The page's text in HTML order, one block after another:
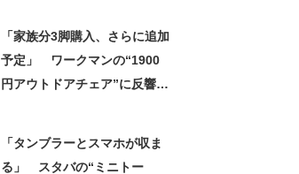
「家族分3脚購入、さらに追加
予定」 ワークマンの“1900
円アウトドアチェア”に反響
「タンブラーとスマホが収ま
る」 スタバの“ミニトー